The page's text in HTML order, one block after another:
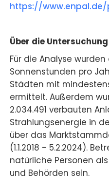
https://
Über die Untersuchung
Für die Analyse
Sonnenstunden pro
Städten mit
ermittelt. Außerdem
2.034.491 verbauten
Strahlungsenergie in
über das
(1.1.2018 - 5.2.2024).
natürliche Personen
und Behörden sein.